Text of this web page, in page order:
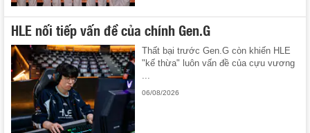
HLE nối tiếp vấn đề của chính Gen.G
Thất bại trước Gen.G còn khiến HLE
"kế thừa" luôn vấn đề của cựu vương
06/08/2026